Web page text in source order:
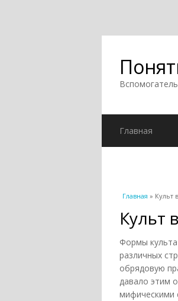
Главная
Вы здесь
Главная » Культ
Культ
Формы
различных
обрядовую
давало этим
мифическими